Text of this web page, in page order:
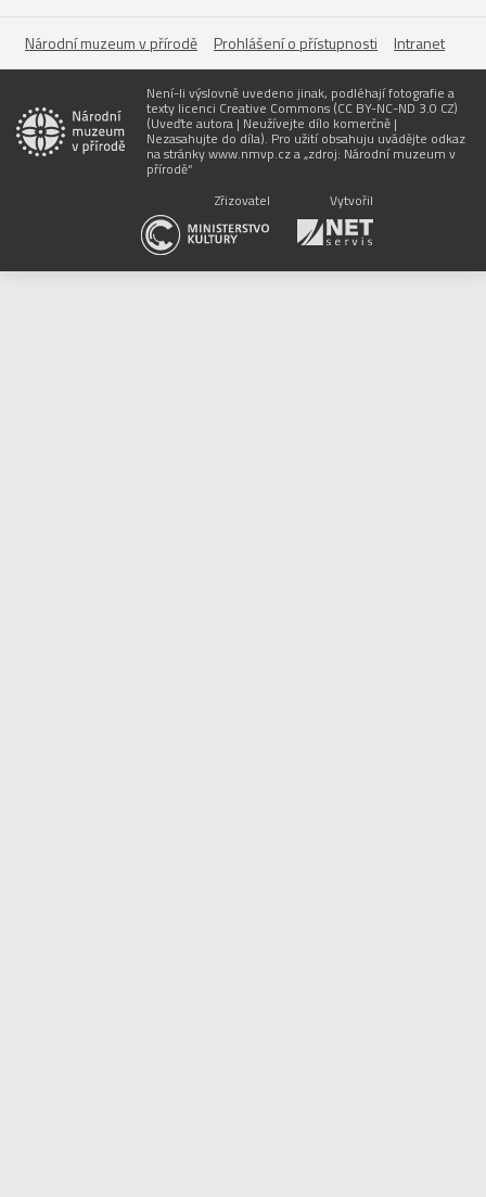
Národní muzeum v přírodě Prohlášení o přístupnosti Intranet
Není-li výslovně uvedeno jinak, podléhají fotografie a
texty licenci Creative Commons (CC BY-NC-ND 3.0 CZ)
(Uveďte autora | Neužívejte dílo komerčně |
Nezasahujte do díla). Pro užití obsahuju uvádějte odkaz
na stránky www.nmvp.cz a „zdroj: Národní muzeum v
přírodě“
Zřizovatel
Vytvořil